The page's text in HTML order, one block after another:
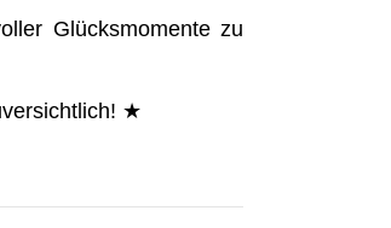
Glücksmomente zu
★